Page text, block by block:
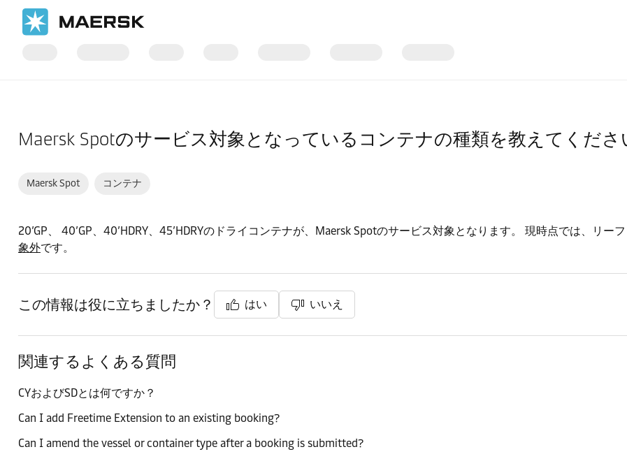
Maersk Spotのサービス対象となっているコンテナの種類を教えてくださ
Maersk Spot コンテナ
20’GP、 40’GP、40’HDRY、45’HDRYのドライコンテナが、Maersk Spotのサービス対象となります。 現時点では、リ
象外です。
この情報は役に立ちましたか？ はい いいえ
関連するよくある質問
CYおよびSDとは何ですか？
Can I add Freetime Extension to an existing booking?
Can I amend the vessel or container type after a booking is submitted?